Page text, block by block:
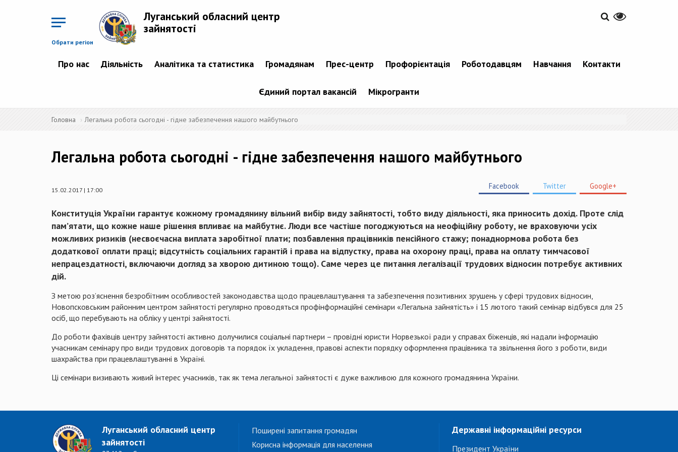
Обрати регіон
Луганський обласний центр
зайнятості
Про нас Діяльність Аналітика та статистика Громадянам Прес-центр Профорієнтація Роботодавцям Навчання Контакти
Єдиний портал вакансій Мікрогранти
Головна Легальна робота сьогодні - гідне забезпечення нашого майбутнього
Легальна робота сьогодні - гідне забезпечення нашого майбутнього
15.02.2017 | 17:00 Facebook Twitter Google+
Конституція України гарантує кожному громадянину вільний вибір виду зайнятості, тобто виду діяльності, яка приносить дохід. Проте слід
пам’ятати, що кожне наше рішення впливає на майбутнє. Люди все частіше погоджуються на неофіційну роботу, не враховуючи усіх
можливих ризиків (несвоєчасна виплата заробітної плати; позбавлення працівників пенсійного стажу; понаднормова робота без
додаткової оплати праці; відсутність соціальних гарантій і права на відпустку, права на охорону праці, права на оплату тимчасової
непрацездатності, включаючи догляд за хворою дитиною тощо). Саме через це питання легалізації трудових відносин потребує активних
дій.
З метою роз’яснення безробітним особливостей законодавства щодо працевлаштування та забезпечення позитивних зрушень у сфері трудових відносин,
Новопсковським районним центром зайнятості регулярно проводяться профінформаційні семінари «Легальна зайнятість» і 15 лютого такий семінар відбувся для 25
осіб, що перебувають на обліку у центрі зайнятості.
До роботи фахівців центру зайнятості активно долучилися соціальні партнери – провідні юристи Норвезької ради у справах біженців, які надали інформацію
учасникам семінару про види трудових договорів та порядок їх укладення, правові аспекти порядку оформлення працівника та звільнення його з роботи, види
шахрайства при працевлаштуванні в Україні.
Ці семінари визивають живий інтерес учасників, так як тема легальної зайнятості є дуже важливою для кожного громадянина України.
Луганський обласний центр
зайнятості
Поширені запитання громадян
Корисна інформація для населення
Державні інформаційні ресурси
Президент України